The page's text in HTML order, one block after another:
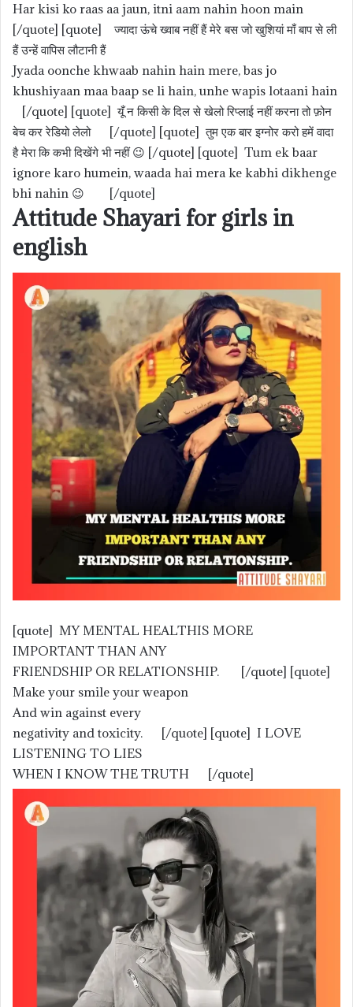
Har kisi ko raas aa jaun, itni aam nahin hoon main
[/quote] [quote] ज्यादा ऊंचे ख्वाब नहीं हैं मेरे बस जो खुशियां माँ बाप से ली
हैं उन्हें वापिस लौटानी हैं
Jyada oonche khwaab nahin hain mere, bas jo
khushiyaan maa baap se li hain, unhe wapis lotaani hain
[/quote] [quote] यूँ न किसी के दिल से खेलो रिप्लाई नहीं करना तो फ़ोन
बेच कर रेडियो लेलो [/quote] [quote] तुम एक बार इग्नोर करो हमें वादा
है मेरा कि कभी दिखेंगे भी नहीं 😉 [/quote] [quote] Tum ek baar
ignore karo humein, waada hai mera ke kabhi dikhenge
bhi nahin 😉 [/quote]
Attitude Shayari for girls in
english
[quote] MY MENTAL HEALTHIS MORE
IMPORTANT THAN ANY
FRIENDSHIP OR RELATIONSHIP. [/quote] [quote]
Make your smile your weapon
And win against every
negativity and toxicity. [/quote] [quote] I LOVE
LISTENING TO LIES
WHEN I KNOW THE TRUTH [/quote]